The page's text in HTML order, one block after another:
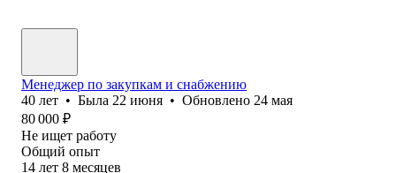
Менеджер по закупкам и снабжению
40 лет • Была 22 июня • Обновлено 24 мая
80 000 ₽
Не ищет работу
Общий опыт
14 лет 8 месяцев